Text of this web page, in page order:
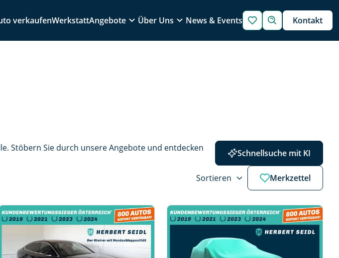
verkaufenWerkstattAngebote Über Uns News & Events Kontakt
Stöbern Sie durch unsere Angebote und entdecken
Schnellsuche mit KI
Merkzettel
Sortieren